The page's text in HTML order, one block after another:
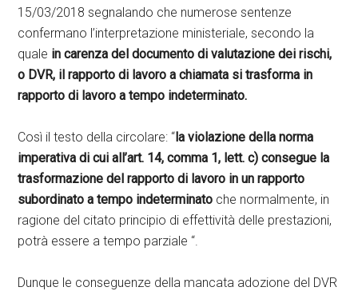
15/03/2018 segnalando che numerose sentenze
confermano l’interpretazione ministeriale, secondo la
quale in carenza del documento di valutazione dei rischi,
o DVR, il rapporto di lavoro a chiamata si trasforma in
rapporto di lavoro a tempo indeterminato.
Così il testo della circolare: “la violazione della norma
imperativa di cui all’art. 14, comma 1, lett. c) consegue la
trasformazione del rapporto di lavoro in un rapporto
subordinato a tempo indeterminato che normalmente, in
ragione del citato principio di effettività delle prestazioni,
potrà essere a tempo parziale “.
Dunque le conseguenze della mancata adozione del DVR